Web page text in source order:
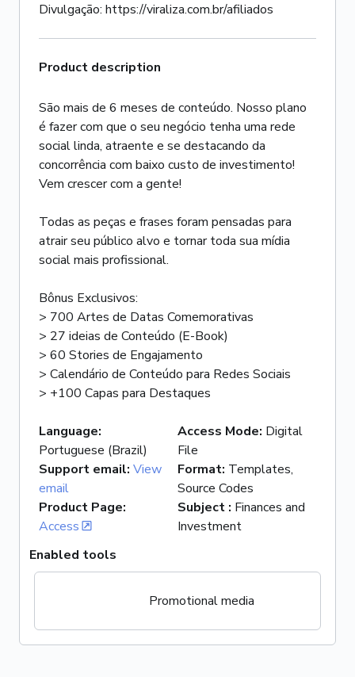
Divulgação: https://viraliza.com.br/afiliados
Product description
São mais de 6 meses de conteúdo. Nosso plano
é fazer com que o seu negócio tenha uma rede
social linda, atraente e se destacando da
concorrência com baixo custo de investimento!
Vem crescer com a gente!
Todas as peças e frases foram pensadas para
atrair seu público alvo e tornar toda sua mídia
social mais profissional.
Bônus Exclusivos:
> 700 Artes de Datas Comemorativas
> 27 ideias de Conteúdo (E-Book)
> 60 Stories de Engajamento
> Calendário de Conteúdo para Redes Sociais
> +100 Capas para Destaques
Language:
Portuguese (Brazil)
Support email: View
email
Product Page:
Access
Access Mode: Digital
File
Format: Templates,
Source Codes
Subject : Finances and
Investment
Enabled tools
Promotional media